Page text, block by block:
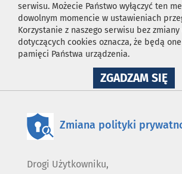
serwisu. Możecie Państwo wyłączyć ten
dowolnym momencie w ustawieniach
Korzystanie z naszego serwisu bez
dotyczących cookies oznacza, że będą
pamięci Państwa urządzenia.
ZGADZAM SIĘNA
Zmiana polityki
Drogi Użytkowniku,